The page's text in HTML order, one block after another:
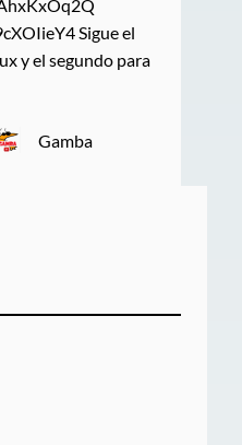
Sigue el
y el segundo para
Gamba